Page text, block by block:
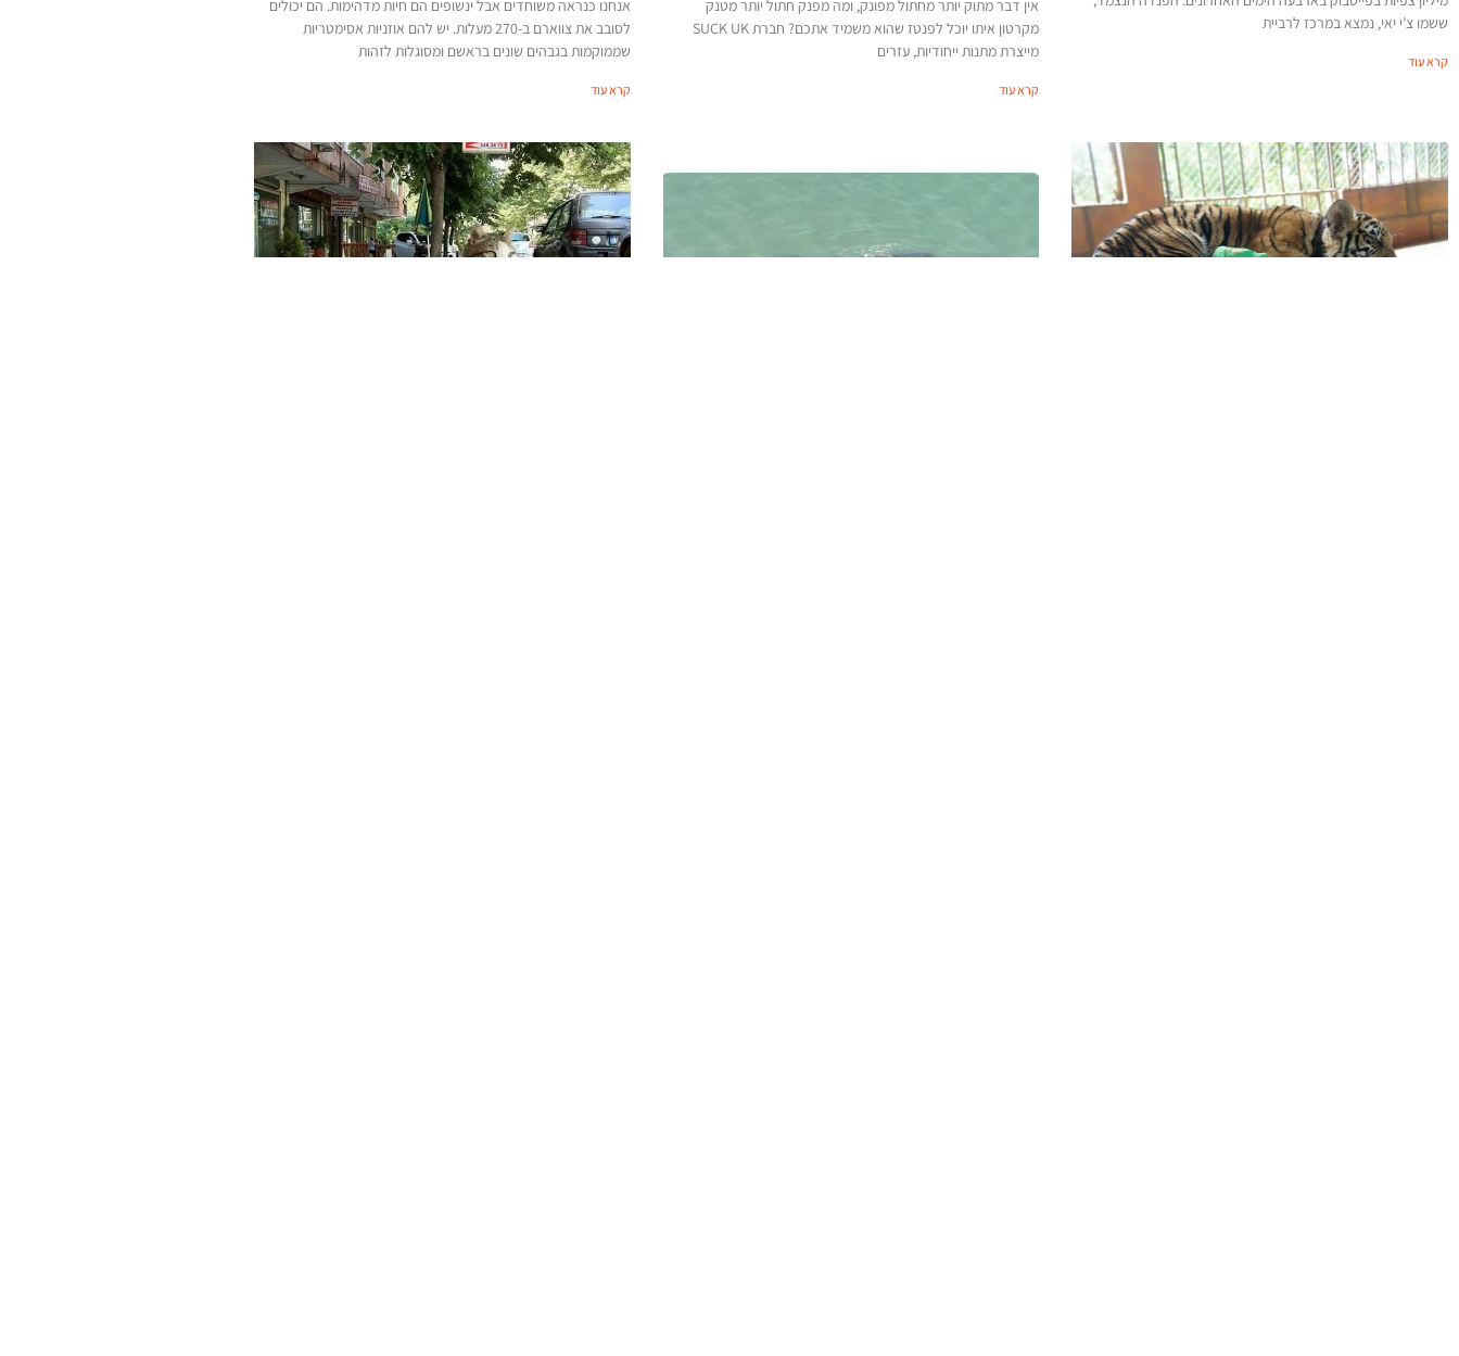
ששמו צ’י יאי, נמצא במרכז לרביית
קרא עוד
אין דבר מתוק יותר מחתול מפונק, ומה מפנק חתול יותר מטנק
מקרטון איתו יוכל לפנטז שהוא משמיד אתכם? חברת SUCK UK
מייצרת מתנות ייחודיות, עזרים
קרא עוד
אנחנו כנראה משוחדים אבל ינשופים הם חיות מדהימות. הם יכולים
לסובב את צווארם ב-270 מעלות. יש להם אוזניות אסימטריות
שממוקמות בגבהים שונים בראשם ומסוגלות לזהות
קרא עוד